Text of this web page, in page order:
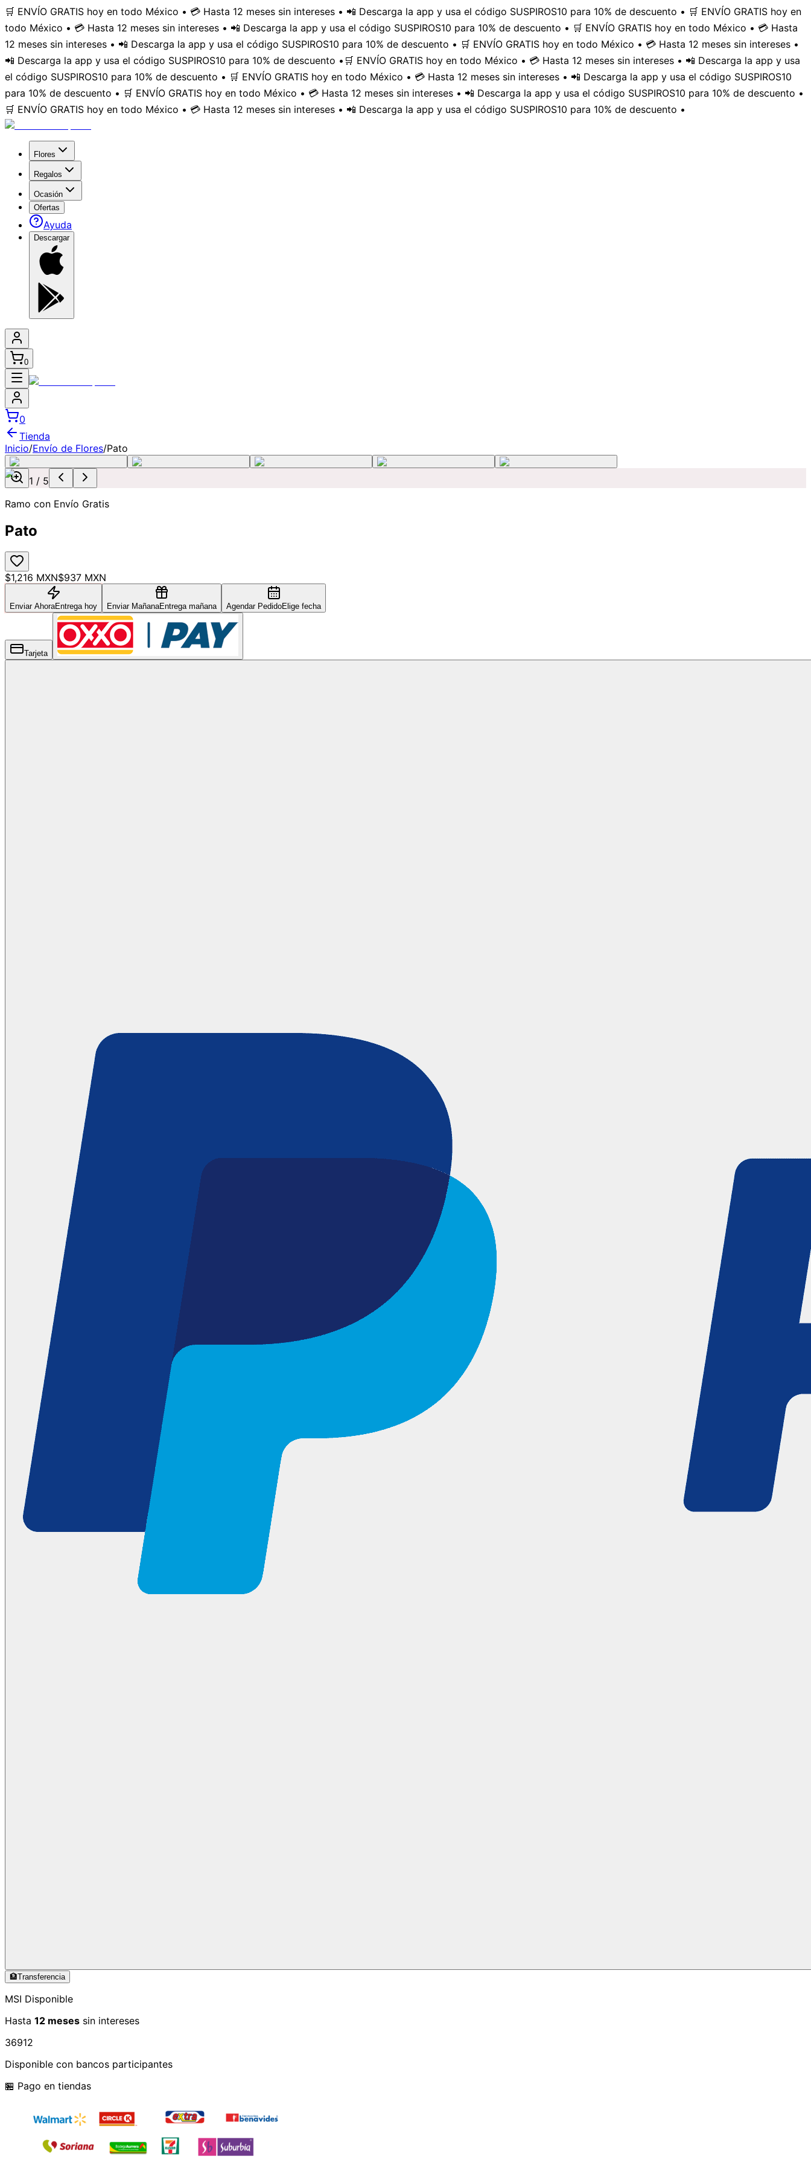
🛒 ENVÍO GRATIS hoy en todo México • 💳 Hasta 12 meses sin intereses • 📲 Descarga la app y usa el código SUSPIROS10 para 10% de descuento • 🛒 ENVÍO GRATIS hoy en
todo México • 💳 Hasta 12 meses sin intereses • 📲 Descarga la app y usa el código SUSPIROS10 para 10% de descuento • 🛒 ENVÍO GRATIS hoy en todo México • 💳 Hasta
12 meses sin intereses • 📲 Descarga la app y usa el código SUSPIROS10 para 10% de descuento • 🛒 ENVÍO GRATIS hoy en todo México • 💳 Hasta 12 meses sin intereses •
📲 Descarga la app y usa el código SUSPIROS10 para 10% de descuento • 🛒 ENVÍO GRATIS hoy en todo México • 💳 Hasta 12 meses sin intereses • 📲 Descarga la app y usa
el código SUSPIROS10 para 10% de descuento • 🛒 ENVÍO GRATIS hoy en todo México • 💳 Hasta 12 meses sin intereses • 📲 Descarga la app y usa el código SUSPIROS10
para 10% de descuento • 🛒 ENVÍO GRATIS hoy en todo México • 💳 Hasta 12 meses sin intereses • 📲 Descarga la app y usa el código SUSPIROS10 para 10% de descuento •
🛒 ENVÍO GRATIS hoy en todo México • 💳 Hasta 12 meses sin intereses • 📲 Descarga la app y usa el código SUSPIROS10 para 10% de descuento •
Flores
Regalos
Ocasión
Ofertas
Ayuda
Descargar
0
0
Tienda
Inicio/Envío de Flores/Pato
1 / 5
Ramo con Envío Gratis
Pato
$1,216 MXN$937 MXN
Enviar AhoraEntrega hoy Enviar MañanaEntrega mañana Agendar PedidoElige fecha
Tarjeta
🏦Transferencia
MSI Disponible
Hasta 12 meses sin intereses
36912
Disponible con bancos participantes
🏪 Pago en tiendas